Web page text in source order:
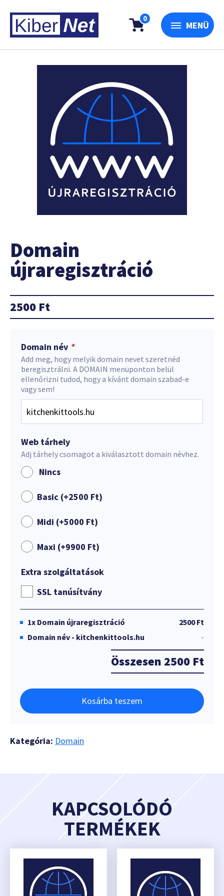
0
MENÜ
Domain
újraregisztráció
2500 Ft
Domain név *
Add meg, hogy melyik domain nevet szeretnéd
beregisztrálni. A DOMAIN menüponton belül
ellenőrizni tudod, hogy a kívánt domain szabad-e
vagy sem!
Web tárhely
Adj tárhely csomagot a kiválasztott domain névhez.
Nincs
Basic (+2500 Ft)
Midi (+5000 Ft)
Maxi (+9900 Ft)
Extra szolgáltatások
SSL tanúsítvány
1x Domain újraregisztráció
2500 Ft
Domain név - kitchenkittools.hu
-
Összesen 2500 Ft
Kosárba teszem
Kategória: Domain
KAPCSOLÓDÓ
TERMÉKEK